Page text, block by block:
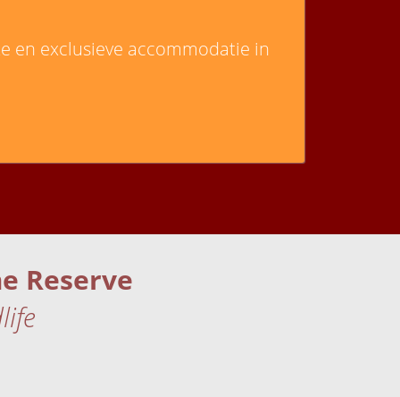
en exclusieve accommodatie in
Reserve